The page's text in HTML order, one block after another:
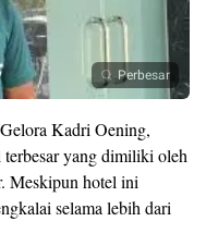
Perbesar
Kadri Oening,
terbesar yang dimiliki oleh
Meskipun hotel ini
selama lebih dari